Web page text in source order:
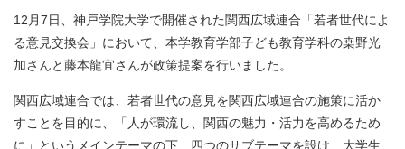
12月7日、神戸学院大学で開催された関西広域連合「若者世代によ
る意見交換会」 において、本学教育学部子ども教育学科の桒野光
加さんと藤本龍宜さんが政策提案を行いました。
関西広域連合では、 若者世代の意見を関西広域連合の施策に活か
すことを目的に、「人が環流し、関西の魅力・活力を高めるため
に」というメインテーマの下、四つのサブテーマを設け、大学生